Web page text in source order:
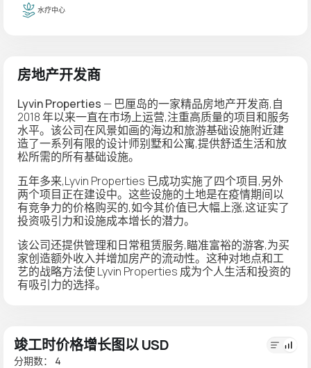
水疗中心
房地产开发商
Lyvin Properties — 巴厘岛的一家精品房地产开发商,自
2018 年以来一直在市场上运营,注重高质量的项目和服务
水平。该公司在风景如画的海边和旅游基础设施附近建
造了一系列有限的设计师别墅和公寓,提供舒适生活和放
松所需的所有基础设施。
五年多来,Lyvin Properties 已成功实施了四个项目,另外
两个项目正在建设中。这些设施的土地是在疫情期间以
有竞争力的价格购买的,如今其价值已大幅上涨,这证实了
投资吸引力和设施成本增长的潜力。
该公司还提供管理和日常租赁服务,瞄准富裕的游客,为买
家创造额外收入并增加房产的流动性。这种对地点和工
艺的战略方法使 Lyvin Properties 成为个人生活和投资的
有吸引力的选择。
竣工时价格增长图以 USD
分期数： 4